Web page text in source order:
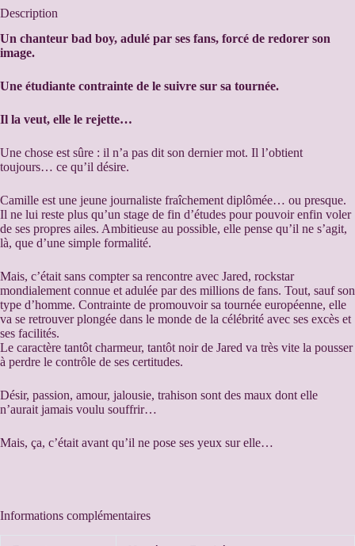
e
n
a
i
v
:
Description
Un chanteur bad boy, adulé par ses fans, forcé de redorer son
image.
Une étudiante contrainte de le suivre sur sa tournée.
Il la veut, elle le rejette…
Une chose est sûre : il n’a pas dit son dernier mot. Il l’obtient
toujours… ce qu’il désire.
Camille est une jeune journaliste fraîchement diplômée… ou presque.
Il ne lui reste plus qu’un stage de fin d’études pour pouvoir enfin voler
de ses propres ailes. Ambitieuse au possible, elle pense qu’il ne s’agit,
là, que d’une simple formalité.
Mais, c’était sans compter sa rencontre avec Jared, rockstar
mondialement connue et adulée par des millions de fans. Tout, sauf son
type d’homme. Contrainte de promouvoir sa tournée européenne, elle
va se retrouver plongée dans le monde de la célébrité avec ses excès et
ses facilités.
Le caractère tantôt charmeur, tantôt noir de Jared va très vite la pousser
à perdre le contrôle de ses certitudes.
Désir, passion, amour, jalousie, trahison sont des maux dont elle
n’aurait jamais voulu souffrir…
Mais, ça, c’était avant qu’il ne pose ses yeux sur elle…
Informations complémentaires